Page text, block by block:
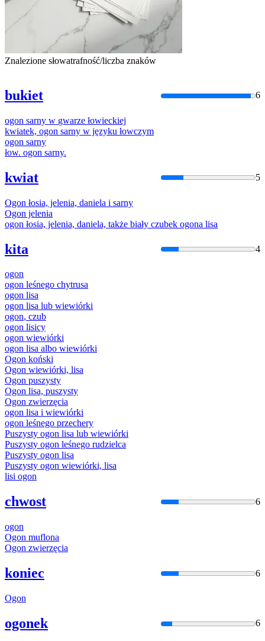
Znalezione słowatrafność/liczba znaków
bukiet 6
ogon sarny w gwarze łowieckiej
kwiatek, ogon sarny w języku łowczym
ogon sarny
łow. ogon sarny.
kwiat 5
Ogon łosia, jelenia, daniela i sarny
Ogon jelenia
ogon łosia, jelenia, daniela, także biały czubek ogona lisa
kita 4
ogon
ogon leśnego chytrusa
ogon lisa
ogon lisa lub wiewiórki
ogon, czub
ogon lisicy
ogon wiewiórki
ogon lisa albo wiewiórki
Ogon koński
Ogon wiewiórki, lisa
Ogon puszysty
Ogon lisa, puszysty
Ogon zwierzęcia
ogon lisa i wiewiórki
ogon leśnego przechery
Puszysty ogon lisa lub wiewiórki
Puszysty ogon leśnego rudzielca
Puszysty ogon lisa
Puszysty ogon wiewiórki, lisa
lisi ogon
chwost 6
ogon
Ogon muflona
Ogon zwierzęcia
koniec 6
Ogon
ogonek 6